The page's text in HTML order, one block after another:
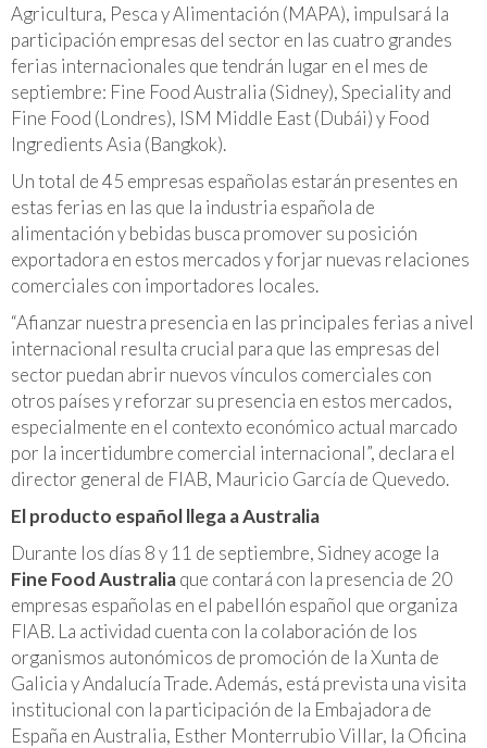
Agricultura, Pesca y Alimentación (MAPA), impulsará la
participación empresas del sector en las cuatro grandes
ferias internacionales que tendrán lugar en el mes de
septiembre: Fine Food Australia (Sidney), Speciality and
Fine Food (Londres), ISM Middle East (Dubái) y Food
Ingredients Asia (Bangkok).
Un total de 45 empresas españolas estarán presentes en
estas ferias en las que la industria española de
alimentación y bebidas busca promover su posición
exportadora en estos mercados y forjar nuevas relaciones
comerciales con importadores locales.
“Afianzar nuestra presencia en las principales ferias a nivel
internacional resulta crucial para que las empresas del
sector puedan abrir nuevos vínculos comerciales con
otros países y reforzar su presencia en estos mercados,
especialmente en el contexto económico actual marcado
por la incertidumbre comercial internacional”, declara el
director general de FIAB, Mauricio García de Quevedo.
El producto español llega a Australia
Durante los días 8 y 11 de septiembre, Sidney acoge la
Fine Food Australiaque contará con la presencia de 20
empresas españolas en el pabellón español que organiza
FIAB. La actividad cuenta con la colaboración de los
organismos autonómicos de promoción de la Xunta de
Galicia y Andalucía Trade. Además, está prevista una visita
institucional con la participación de la Embajadora de
España en Australia, Esther Monterrubio Villar, la Oficina